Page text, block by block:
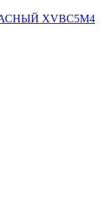
XVBC5M4